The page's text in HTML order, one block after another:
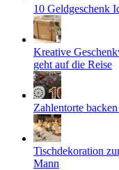
10 Geldgeschenk
Kreative
geht auf die Reise
Zahlentorte
Tischdekoration
Mann